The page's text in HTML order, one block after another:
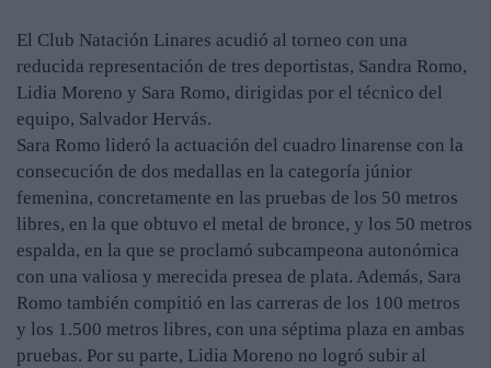
El Club Natación Linares acudió al torneo con una
reducida representación de tres deportistas, Sandra Romo,
Lidia Moreno y Sara Romo, dirigidas por el técnico del
equipo, Salvador Hervás.
Sara Romo lideró la actuación del cuadro linarense con la
consecución de dos medallas en la categoría júnior
femenina, concretamente en las pruebas de los 50 metros
libres, en la que obtuvo el metal de bronce, y los 50 metros
espalda, en la que se proclamó subcampeona autonómica
con una valiosa y merecida presea de plata. Además, Sara
Romo también compitió en las carreras de los 100 metros
y los 1.500 metros libres, con una séptima plaza en ambas
pruebas. Por su parte, Lidia Moreno no logró subir al